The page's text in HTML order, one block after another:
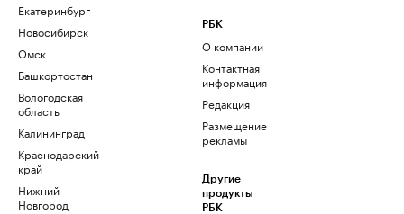
Екатеринбург
Новосибирск
Омск
Башкортостан
Вологодская
область
Калининград
Краснодарский
край
Нижний
Новгород
РБК
О компании
Контактная
информация
Редакция
Размещение
рекламы
Другие
продукты
РБК